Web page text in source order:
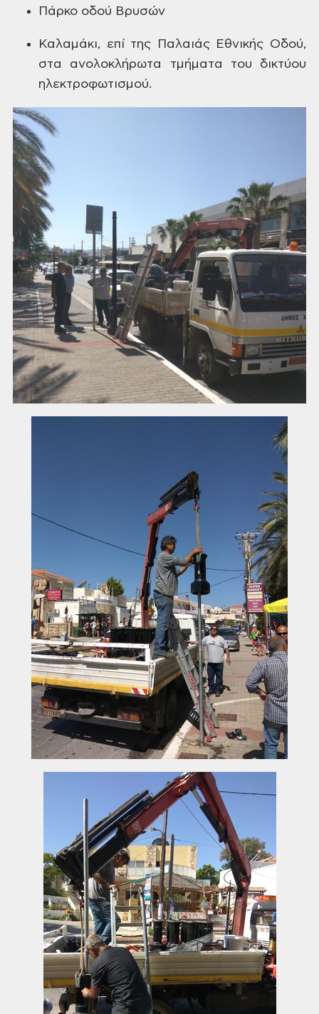
Πάρκο οδού Βρυσών
Καλαμάκι, επί της Παλαιάς Εθνικής Οδού,
στα
ανολοκλήρωτα τμήματα του δικτύου
ηλεκτροφωτισμού.